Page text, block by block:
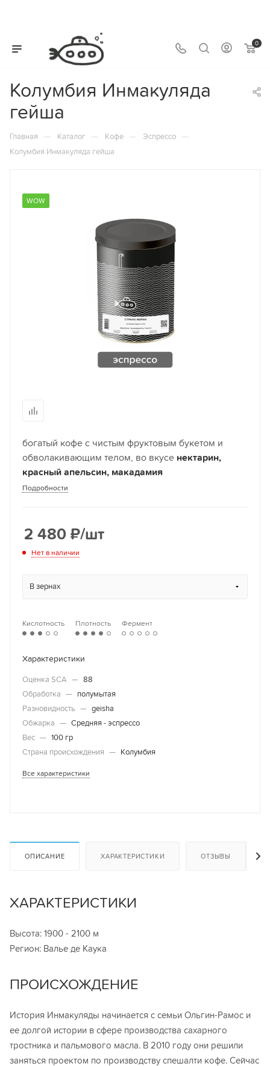
0
Колумбия Инмакуляда
гейша
Главная — Каталог — Кофе — Эспрессо —
Колумбия Инмакуляда гейша
WOW
богатый кофе с чистым фруктовым букетом и
обволакивающим телом, во вкусе нектарин,
красный апельсин, макадамия
Подробности
2 480 ₽/шт
Нет в наличии
В зернах
Кислотность Плотность Фермент
Характеристики
Оценка SCA — 88
Обработка — полумытая
Разновидность — geisha
Обжарка — Средняя - эспрессо
Вес — 100 гр
Страна происхождения — Колумбия
Все характеристики
ОПИСАНИЕ ХАРАКТЕРИСТИКИ ОТЗЫВЫ
ХАРАКТЕРИСТИКИ
Высота: 1900 - 2100 м
Регион: Валье де Каука
ПРОИСХОЖДЕНИЕ
История Инмакуляды начинается с семьи Ольгин-Рамос и
ее долгой истории в сфере производства сахарного
тростника и пальмового масла. В 2010 году они решили
заняться проектом по производству спешалти кофе. Сейчас